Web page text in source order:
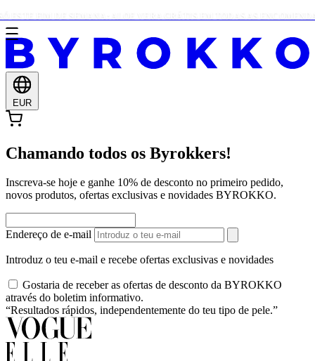
EUR
Chamando todos os Byrokkers!
Inscreva-se hoje e ganhe 10% de desconto no primeiro pedido,
novos produtos, ofertas exclusivas e novidades BYROKKO.
Endereço de e-mail
Introduz o teu e-mail e recebe ofertas exclusivas e novidades
Gostaria de receber as ofertas de desconto da BYROKKO
através do boletim informativo.
“Resultados rápidos, independentemente do teu tipo de pele.”